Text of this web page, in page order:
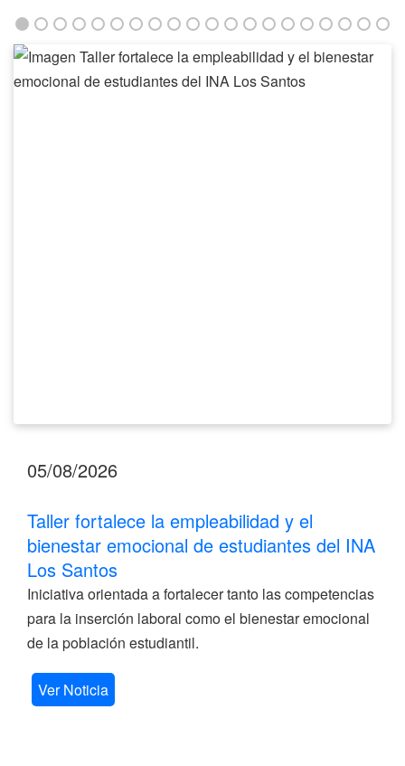
Taller
fortalece
05/08/2026
Taller fortalece la empleabilidad y el
bienestar emocional de estudiantes del INA
Los Santos
Iniciativa orientada a fortalecer tanto las competencias
para la inserción laboral como el bienestar emocional
de la población estudiantil.
Ver Noticia